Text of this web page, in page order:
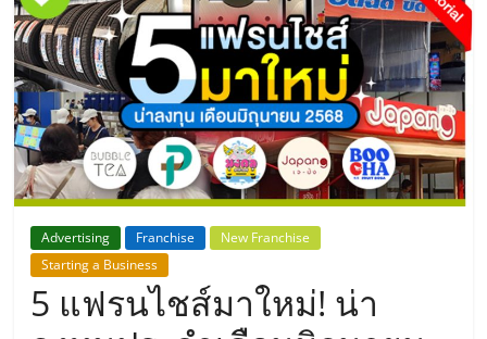
ประเทศไทย,
ThaiSMEsCenter,
รวม
ธุรกิจ
เอ
Advertising Franchise
New Franchise
Starting a Business
5 แฟรนไชส์มาใหม่! น่า